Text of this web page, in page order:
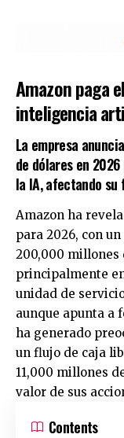
Amazon paga
inteligencia
La empresa
de dólares en
la IA, afectando
Amazon ha
para 2026, con
200,000 millones
principalmente
unidad de
aunque apunta a
ha generado
un flujo de caja
11,000 millones
valor de sus
Contents